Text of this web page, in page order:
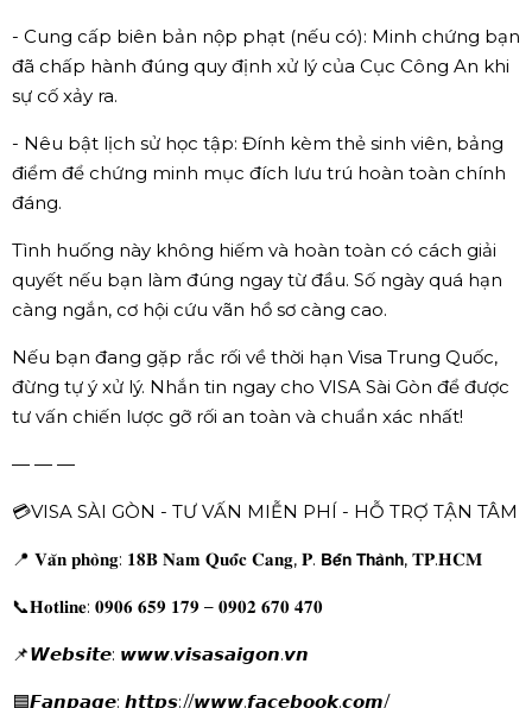
- Cung cấp biên bản nộp phạt (nếu có): Minh chứng bạn
đã chấp hành đúng quy định xử lý của Cục Công An khi
sự cố xảy ra.
- Nêu bật lịch sử học tập: Đính kèm thẻ sinh viên, bảng
điểm để chứng minh mục đích lưu trú hoàn toàn chính
đáng.
Tình huống này không hiếm và hoàn toàn có cách giải
quyết nếu bạn làm đúng ngay từ đầu. Số ngày quá hạn
càng ngắn, cơ hội cứu vãn hồ sơ càng cao.
Nếu bạn đang gặp rắc rối về thời hạn Visa Trung Quốc,
đừng tự ý xử lý. Nhắn tin ngay cho VISA Sài Gòn để được
tư vấn chiến lược gỡ rối an toàn và chuẩn xác nhất!
— — —
💳VISA SÀI GÒN - TƯ VẤN MIỄN PHÍ - HỖ TRỢ TẬN TÂM
📍 𝐕𝐚̆𝐧 𝐩𝐡𝐨̀𝐧𝐠: 𝟏𝟖𝐁 𝐍𝐚𝐦 𝐐𝐮𝐨̂́𝐜 𝐂𝐚𝐧𝐠, 𝐏. 𝗕𝗲̂́𝗻 𝗧𝗵𝗮̀𝗻𝗵, 𝐓𝐏.𝐇𝐂𝐌
📞𝐇𝐨𝐭𝐥𝐢𝐧𝐞: 𝟎𝟗𝟎𝟔 𝟔𝟓𝟗 𝟏𝟕𝟗 – 𝟎𝟗𝟎𝟐 𝟔𝟕𝟎 𝟒𝟕𝟎
📌𝙒𝙚𝙗𝙨𝙞𝙩𝙚: 𝙬𝙬𝙬.𝙫𝙞𝙨𝙖𝙨𝙖𝙞𝙜𝙤𝙣.𝙫𝙣
🟦𝙁𝙖𝙣𝙥𝙖𝙜𝙚: 𝙝𝙩𝙩𝙥𝙨://𝙬𝙬𝙬.𝙛𝙖𝙘𝙚𝙗𝙤𝙤𝙠.𝙘𝙤𝙢/